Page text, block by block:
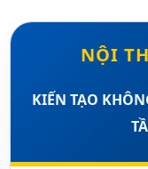
NỘI
KIẾN TẠO